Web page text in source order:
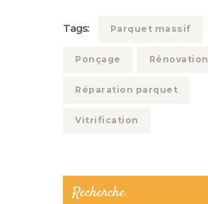
Tags: Parquet massif
Ponçage Rénovation
Réparation parquet
Vitrification
Recherche